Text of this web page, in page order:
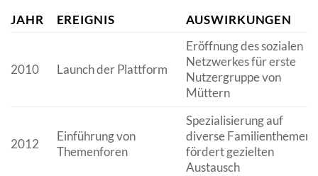
JAHR EREIGNIS AUSWIRKUNGEN
2010 Launch der Plattform
Eröffnung des sozialen
Netzwerkes für erste
Nutzergruppe von
Müttern
2012
Einführung von
Themenforen
Spezialisierung auf
diverse Familienthemen
fördert gezielten
Austausch